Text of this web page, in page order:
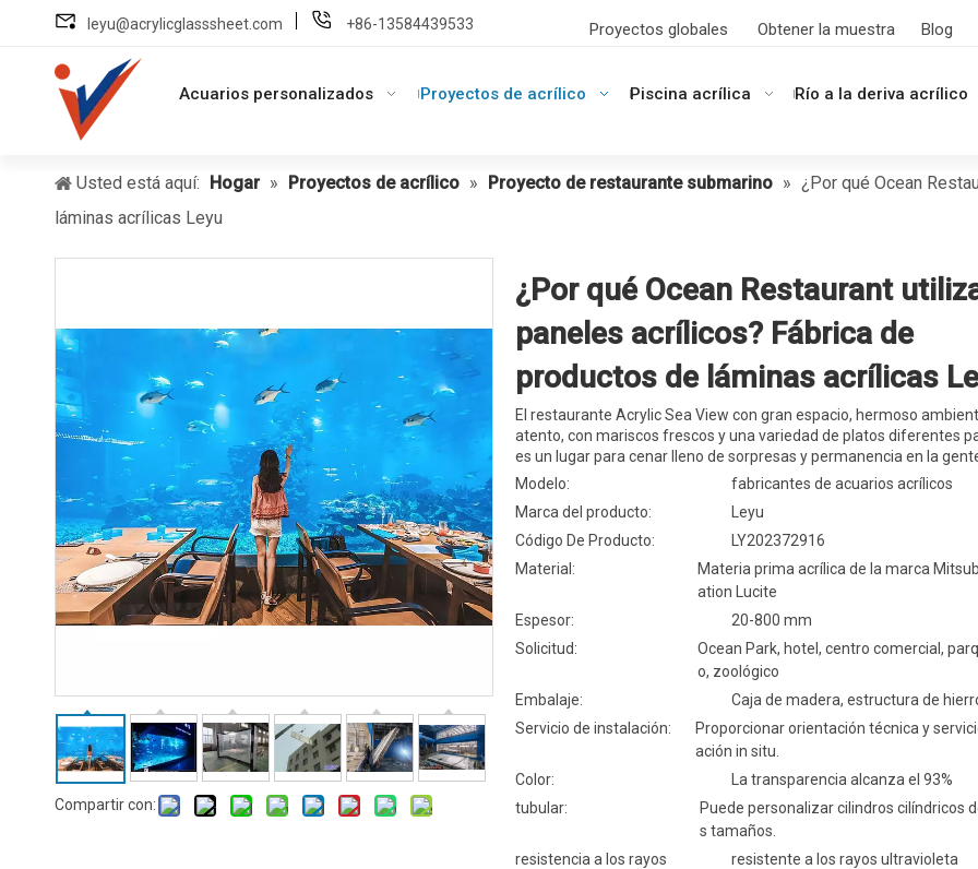
leyu@acrylicglasssheet.com +86-13584439533 Proyectos globales Obtener la muestra Blog
Acuarios personalizados Proyectos de acrílico Piscina acrílica Río a la deriva acrílico
Usted está aquí: Hogar » Proyectos de acrílico » Proyecto de restaurante submarino » ¿Por qué Ocean
láminas acrílicas Leyu
Compartir con:
¿Por qué Ocean Restaurant
paneles acrílicos? Fábrica de
productos de láminas acrílicas
El restaurante Acrylic Sea View con gran espacio, hermoso
atento, con mariscos frescos y una variedad de platos diferentes
es un lugar para cenar lleno de sorpresas y permanencia en la
Modelo:
fabricantes de acuarios acrílicos
Marca del producto:
Leyu
Código De Producto:
LY202372916
Material:
Materia prima acrílica de la marca
ation Lucite
Espesor:
20-800 mm
Solicitud:
Ocean Park, hotel, centro comercial,
o, zoológico
Embalaje:
Caja de madera, estructura de
Servicio de instalación:
Proporcionar orientación técnica y
ación in situ.
Color:
La transparencia alcanza el 93%
tubular:
Puede personalizar cilindros cilíndricos
s tamaños.
resistencia a los rayos
resistente a los rayos ultravioleta